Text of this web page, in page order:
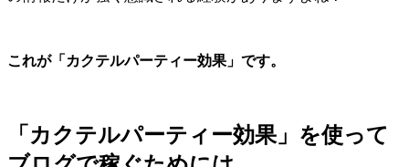
これが「カクテルパーティー効果」です。
「カクテルパーティー効果」を使って